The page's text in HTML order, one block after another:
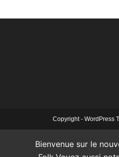
Copyright - WordPress
Bienvenue sur le